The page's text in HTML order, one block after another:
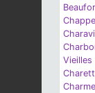
Vieilles